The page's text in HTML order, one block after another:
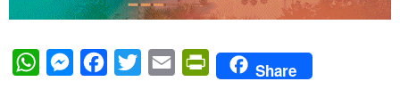
WhatsAppMessengerFacebook
Twitter Email PrintFriendly
Share